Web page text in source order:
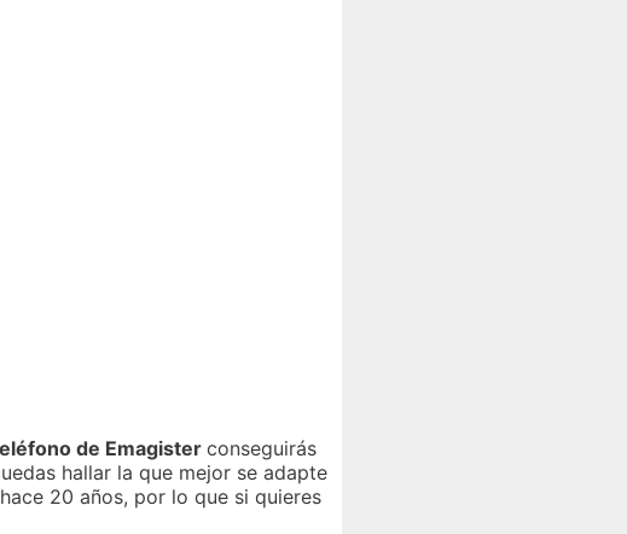
de Emagisterconseguirás
hallar la que mejor se adapte
20 años, por lo que si quieres